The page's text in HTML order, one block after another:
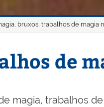
bruxos, trabalhos de magia
de
magia, trabalhos